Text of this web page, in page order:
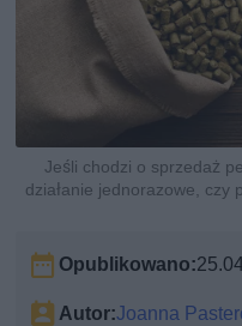
Jeśli chodzi o sprzedaż
działanie jednorazowe, czy
Opublikowano:
Autor:Joanna